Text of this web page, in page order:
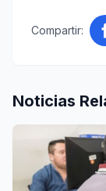
Compartir:
Noticias